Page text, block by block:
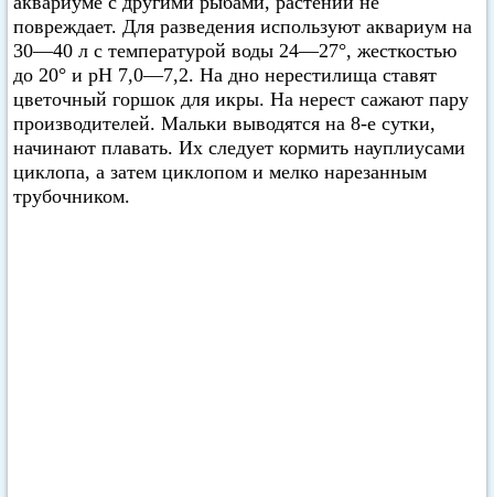
повреждает. Для разведения используют аквариум на
30—40 л с температурой воды 24—27°, жесткостью
до 20° и pH 7,0—7,2. На дно нерестилища ставят
цветочный горшок для икры. На нерест сажают пару
производителей. Мальки выводятся на 8-е сутки,
начинают плавать. Их следует кормить науплиусами
циклопа, а затем циклопом и мелко нарезанным
трубочником.